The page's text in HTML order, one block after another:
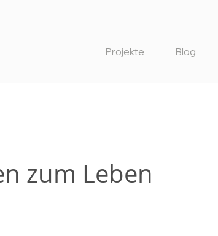
Projekte Blog
zum Leben